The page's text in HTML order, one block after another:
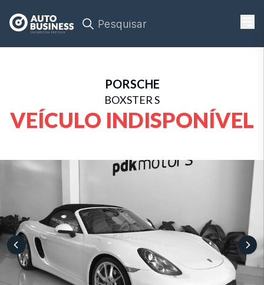
Pesquisar
PORSCHE
BOXSTER S
VEÍCULO INDISPONÍVEL